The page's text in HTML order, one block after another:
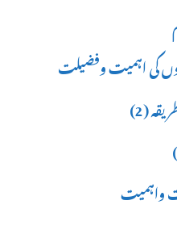
کی اہمیت وفضیلت
(2)
واہمیت